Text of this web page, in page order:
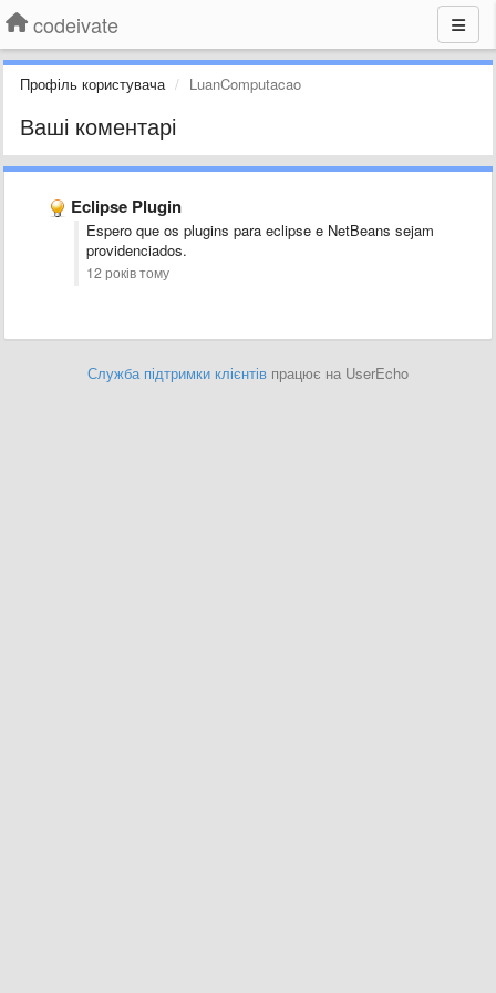
codeivate
Профіль користувача LuanComputacao
Ваші коментарі
Eclipse Plugin
Espero que os plugins para eclipse e NetBeans sejam
providenciados.
12 років тому
Служба підтримки клієнтів працює на UserEcho